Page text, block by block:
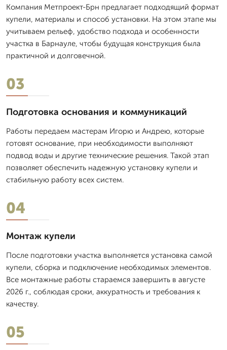
Компания Метпроект-Брн предлагает подходящий формат
купели, материалы и способ установки. На этом этапе мы
учитываем рельеф, удобство подхода и особенности
участка в Барнауле, чтобы будущая конструкция была
практичной и долговечной.
03
Подготовка основания и коммуникаций
Работы передаем мастерам Игорю и Андрею, которые
готовят основание, при необходимости выполняют
подвод воды и другие технические решения. Такой этап
позволяет обеспечить надежную установку купели и
стабильную работу всех систем.
04
Монтаж купели
После подготовки участка выполняется установка самой
купели, сборка и подключение необходимых элементов.
Все монтажные работы стараемся завершить в августе
2026 г., соблюдая сроки, аккуратность и требования к
качеству.
05